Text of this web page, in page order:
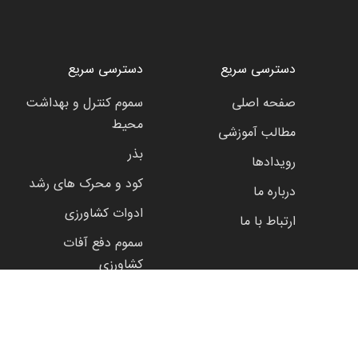
دسترسی سریع
صفحه اصلی
مطالب آموزشی
رویدادها
درباره ما
ارتباط با ما
دسترسی سریع
سموم کنترل و بهداشت
محیط
بذر
کود و محرک های رشد
ادوات کشاورزی
سموم دفع آفات
کشاورزی